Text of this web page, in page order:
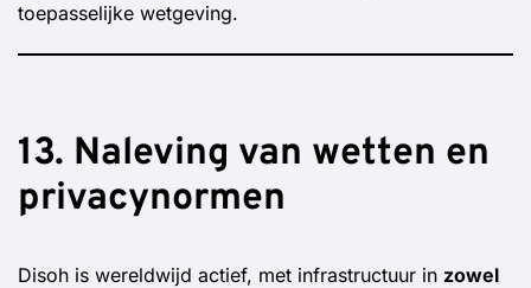
toepasselijke wetgeving.
13. Naleving van wetten en
privacynormen
Disoh is wereldwijd actief, met infrastructuur in zowel